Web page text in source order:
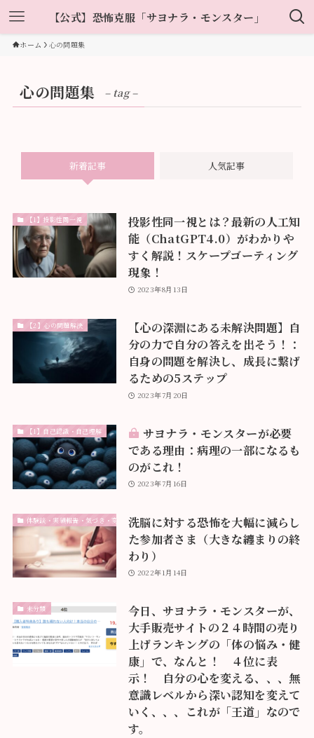
【公式】恐怖克服「サヨナラ・モンスター」
ホーム 心の問題集
心の問題集 – tag –
新着記事 人気記事
【1】投影性同一視
投影性同一視とは？最新の人工知
能（ChatGPT4.0）がわかりや
すく解説！スケープゴーティング
現象！
2023年8月13日
【2】心の問題解決
【心の深淵にある未解決問題】自
分の力で自分の答えを出そう！：
自身の問題を解決し、成長に繋げ
るための5ステップ
2023年7月20日
【1】自己認識・自己理解
サヨナラ・モンスターが必要
である理由：病理の一部になるも
のがこれ！
2023年7月16日
体験談・実績報告・気づき・変化
洗脳に対する恐怖を大幅に減らし
た参加者さま（大きな纏まりの終
わり）
2022年1月14日
未分類
今日、サヨナラ・モンスターが、
大手販売サイトの２４時間の売り
上げランキングの「体の悩み・健
康」で、なんと！ ４位に表
示！ 自分の心を変える、、、無
意識レベルから深い認知を変えて
いく、、、これが「王道」なので
す。